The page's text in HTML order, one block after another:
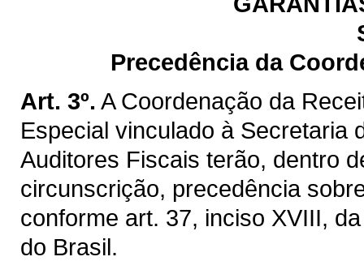
Precedência da
Art. 3º. A Coordenação da
Especial vinculado à Secretaria
Auditores Fiscais terão, dentro
circunscrição, precedência
conforme art. 37, inciso XVIII,
do Brasil.